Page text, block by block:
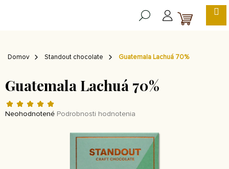
KOŠÍK
Domov Standout chocolate Guatemala Lachuá 70%
Guatemala Lachuá 70%
Priemerné
hodnotenie
Neohodnotené Podrobnosti hodnotenia